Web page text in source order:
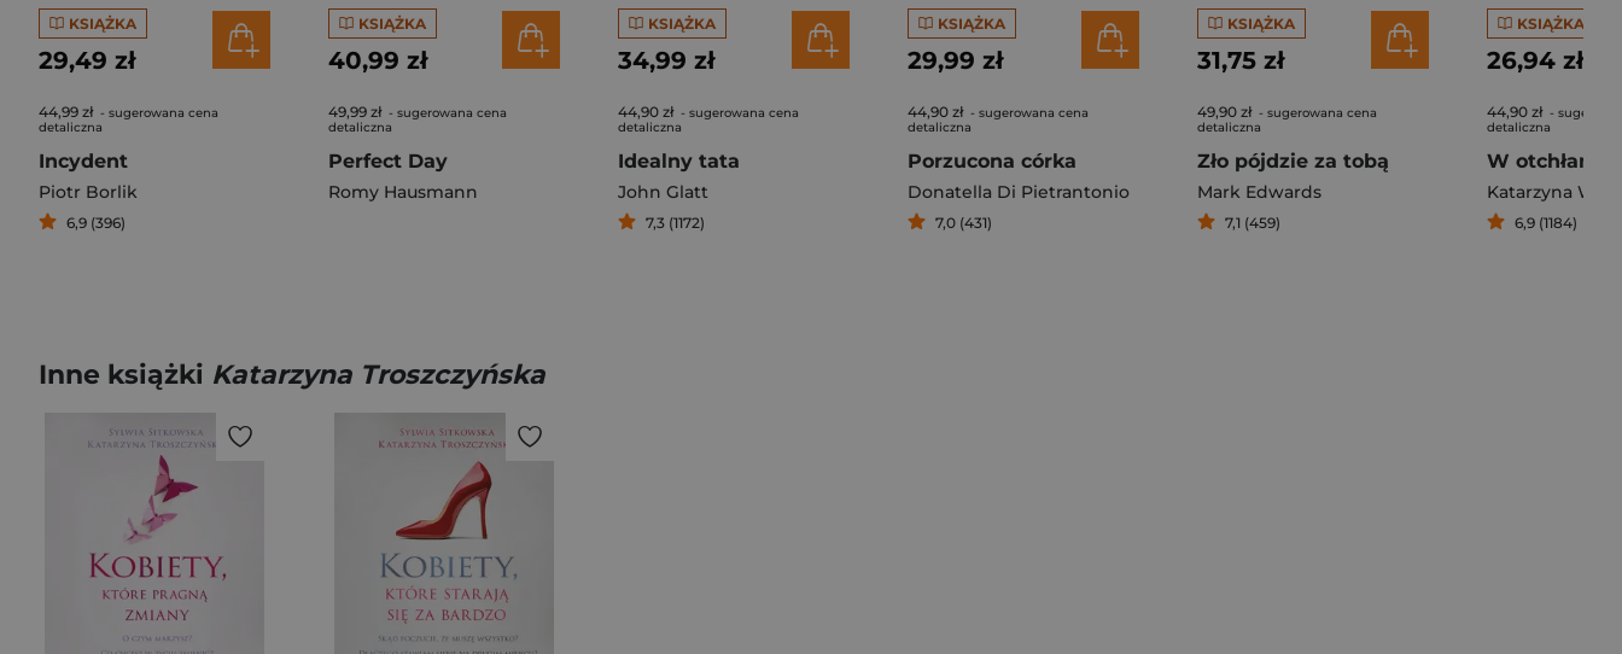
KSIĄŻKA
29,49 zł
44,99 zł - sugerowana cena
detaliczna
Incydent
Piotr Borlik
6,9 (396)
KSIĄŻKA
40,99 zł
49,99 zł - sugerowana cena
detaliczna
Perfect Day
Romy Hausmann
KSIĄŻKA
34,99 zł
44,90 zł - sugerowana cena
detaliczna
Idealny tata
John Glatt
7,3 (1172)
KSIĄŻKA
29,99 zł
44,90 zł - sugerowana cena
detaliczna
Porzucona córka
Donatella Di Pietrantonio
7,0 (431)
KSIĄŻKA
31,75 zł
49,90 zł - sugerowana cena
detaliczna
Zło pójdzie za tobą
Mark Edwards
7,1 (459)
KSIĄŻKA
26,94 zł
44,90 zł -
detaliczna
W otchłani
Katarzyna
6,9 (1184)
Inne książki Katarzyna Troszczyńska